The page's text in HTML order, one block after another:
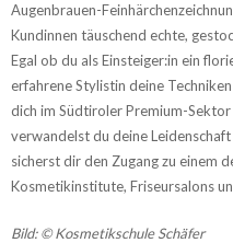
Augenbrauen-
Kundinnen täuschend echte,
Egal ob du als Einsteiger:in ein
erfahrene Stylistin deine
dich im Südtiroler Premium-
verwandelst du deine
sicherst dir den Zugang zu einem
Kosmetikinstitute, Friseursalons
Bild: © Kosmetikschule Schäfer